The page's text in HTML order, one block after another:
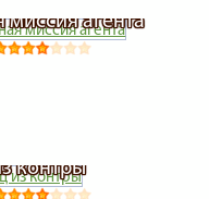
агента
контры